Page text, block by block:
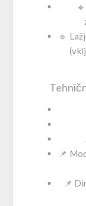
🔹
🔹
📌
📌